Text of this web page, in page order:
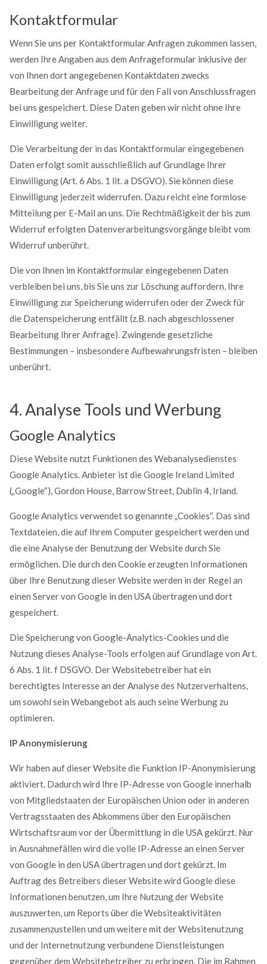
Kontaktformular
Wenn Sie uns per Kontaktformular Anfragen zukommen lassen,
werden Ihre Angaben aus dem Anfrageformular inklusive der
von Ihnen dort angegebenen Kontaktdaten zwecks
Bearbeitung der Anfrage und für den Fall von Anschlussfragen
bei uns gespeichert. Diese Daten geben wir nicht ohne Ihre
Einwilligung weiter.
Die Verarbeitung der in das Kontaktformular eingegebenen
Daten erfolgt somit ausschließlich auf Grundlage Ihrer
Einwilligung (Art. 6 Abs. 1 lit. a DSGVO). Sie können diese
Einwilligung jederzeit widerrufen. Dazu reicht eine formlose
Mitteilung per E-Mail an uns. Die Rechtmäßigkeit der bis zum
Widerruf erfolgten Datenverarbeitungsvorgänge bleibt vom
Widerruf unberührt.
Die von Ihnen im Kontaktformular eingegebenen Daten
verbleiben bei uns, bis Sie uns zur Löschung auffordern, Ihre
Einwilligung zur Speicherung widerrufen oder der Zweck für
die Datenspeicherung entfällt (z.B. nach abgeschlossener
Bearbeitung Ihrer Anfrage). Zwingende gesetzliche
Bestimmungen – insbesondere Aufbewahrungsfristen – bleiben
unberührt.
4. Analyse Tools und Werbung
Google Analytics
Diese Website nutzt Funktionen des Webanalysedienstes
Google Analytics. Anbieter ist die Google Ireland Limited
(„Google“), Gordon House, Barrow Street, Dublin 4, Irland.
Google Analytics verwendet so genannte „Cookies“. Das sind
Textdateien, die auf Ihrem Computer gespeichert werden und
die eine Analyse der Benutzung der Website durch Sie
ermöglichen. Die durch den Cookie erzeugten Informationen
über Ihre Benutzung dieser Website werden in der Regel an
einen Server von Google in den USA übertragen und dort
gespeichert.
Die Speicherung von Google-Analytics-Cookies und die
Nutzung dieses Analyse-Tools erfolgen auf Grundlage von Art.
6 Abs. 1 lit. f DSGVO. Der Websitebetreiber hat ein
berechtigtes Interesse an der Analyse des Nutzerverhaltens,
um sowohl sein Webangebot als auch seine Werbung zu
optimieren.
IP Anonymisierung
Wir haben auf dieser Website die Funktion IP-Anonymisierung
aktiviert. Dadurch wird Ihre IP-Adresse von Google innerhalb
von Mitgliedstaaten der Europäischen Union oder in anderen
Vertragsstaaten des Abkommens über den Europäischen
Wirtschaftsraum vor der Übermittlung in die USA gekürzt. Nur
in Ausnahmefällen wird die volle IP-Adresse an einen Server
von Google in den USA übertragen und dort gekürzt. Im
Auftrag des Betreibers dieser Website wird Google diese
Informationen benutzen, um Ihre Nutzung der Website
auszuwerten, um Reports über die Websiteaktivitäten
zusammenzustellen und um weitere mit der Websitenutzung
und der Internetnutzung verbundene Dienstleistungen
gegenüber dem Websitebetreiber zu erbringen. Die im Rahmen